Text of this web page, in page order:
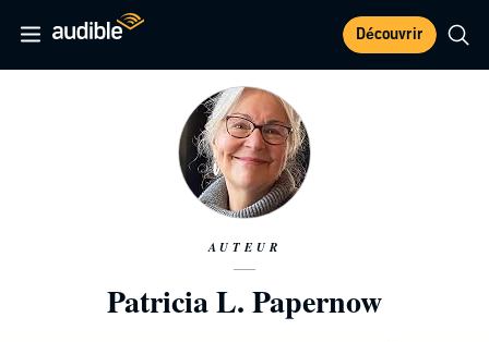
Découvrir
AUTEUR
Patricia L. Papernow